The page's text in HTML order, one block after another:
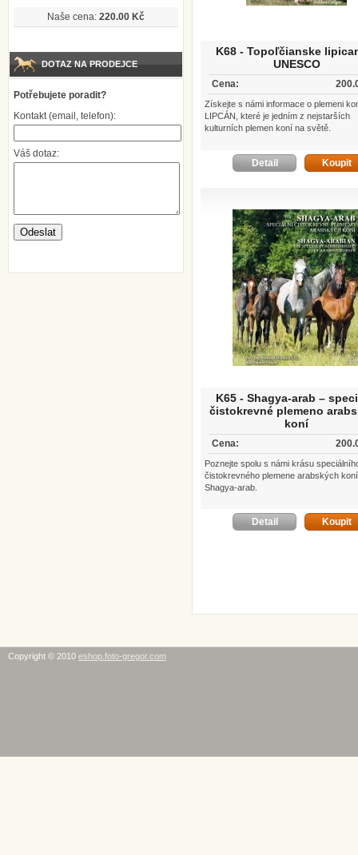
Naše cena: 220.00 Kč
DOTAZ NA PRODEJCE
Potřebujete poradit?
Kontakt (email, telefon):
Váš dotaz:
K68 - Topoľčianske
UNESCO
Cena:
Získejte s námi informace o plemeni
LIPCÁN, které je jedním z nejstarších
kulturních plemen koní na světě.
Detail Koupit
K65 - Shagya-arab –
čistokrevné plemeno
koní
Cena:
Poznejte spolu s námi krásu
čistokrevného plemene arabských koní
Shagya-arab.
Detail Koupit
Copyright © 2010 eshop.foto-gregor.com